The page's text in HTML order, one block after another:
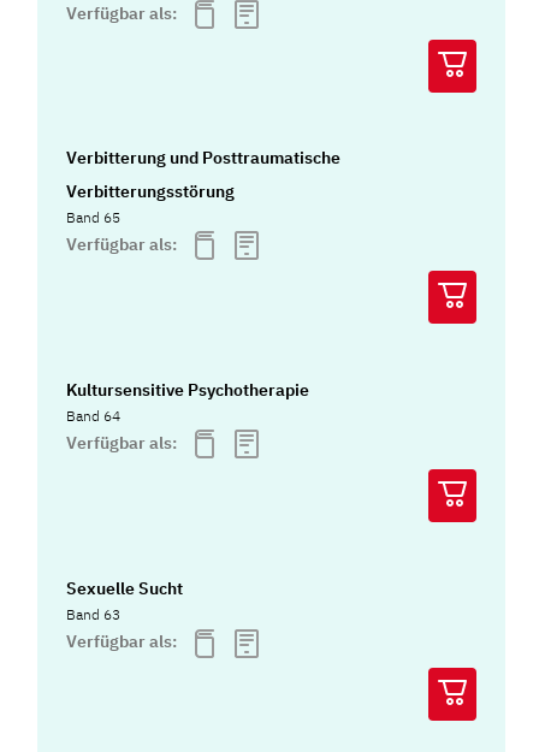
Verfügbar als:
Verbitterung und Posttraumatische
Verbitterungsstörung
Band 65
Verfügbar als:
Kultursensitive Psychotherapie
Band 64
Verfügbar als:
Sexuelle Sucht
Band 63
Verfügbar als: